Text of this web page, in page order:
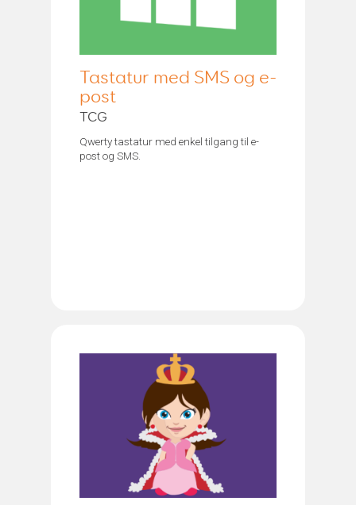
Tastatur med SMS og e-
post
TCG
Qwerty tastatur med enkel tilgang til e-
post og SMS.